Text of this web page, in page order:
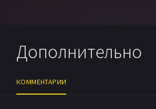
Дополнительно
КОММЕНТАРИИ